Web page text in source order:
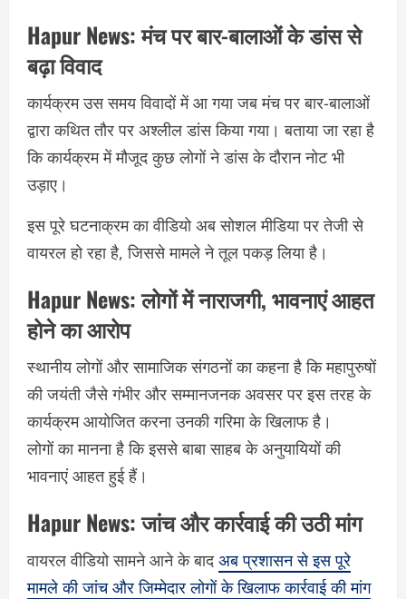
Hapur News:मंच पर बार-बालाओं के डांस से
बढ़ा विवाद
कार्यक्रम उस समय विवादों में आ गया जब मंच पर बार-बालाओं
द्वारा कथित तौर पर अश्लील डांस किया गया। बताया जा रहा है
कि कार्यक्रम में मौजूद कुछ लोगों ने डांस के दौरान नोट भी
उड़ाए।
इस पूरे घटनाक्रम का वीडियो अब सोशल मीडिया पर तेजी से
वायरल हो रहा है, जिससे मामले ने तूल पकड़ लिया है।
Hapur News:लोगों में नाराजगी, भावनाएं आहत
होने का आरोप
स्थानीय लोगों और सामाजिक संगठनों का कहना है कि महापुरुषों
की जयंती जैसे गंभीर और सम्मानजनक अवसर पर इस तरह के
कार्यक्रम आयोजित करना उनकी गरिमा के खिलाफ है।
लोगों का मानना है कि इससे बाबा साहब के अनुयायियों की
भावनाएं आहत हुई हैं।
Hapur News:जांच और कार्रवाई की उठी मांग
वायरल वीडियो सामने आने के बादअब प्रशासन से इस पूरे
मामले की जांच और जिम्मेदार लोगों के खिलाफ कार्रवाई की मांग